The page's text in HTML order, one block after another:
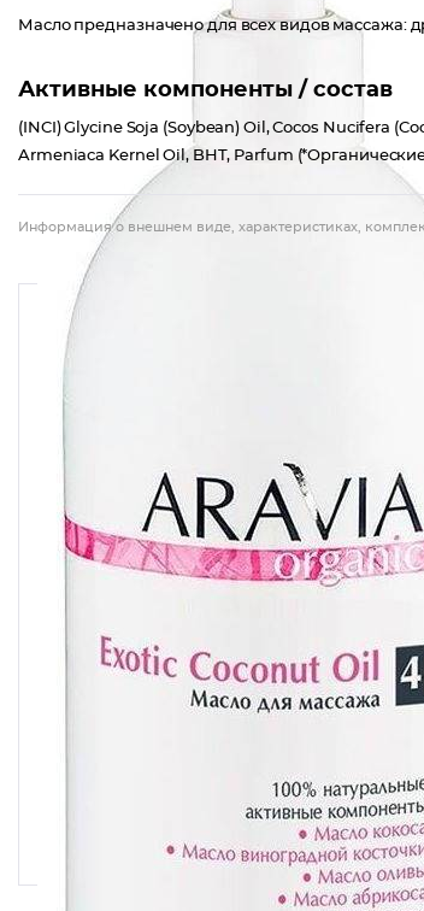
Масло предназначено для всех видов массажа:
Активные компоненты / состав
(INCI) Glycine Soja (Soybean) Oil, Cocos Nucifera
Armeniaca Kernel Oil, BHT, Parfum
Информация о внешнем виде, характеристиках,